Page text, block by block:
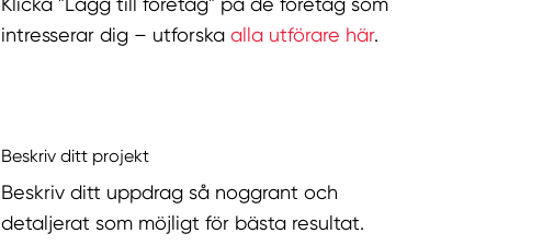
intresserar dig – utforska alla utförare här.
Beskriv ditt projekt
Beskriv ditt uppdrag så noggrant och
detaljerat som möjligt för bästa resultat.